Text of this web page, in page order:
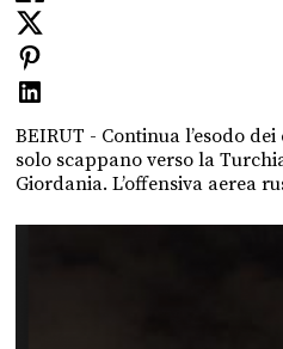
BEIRUT - Continua l’esodo
solo scappano verso la
Giordania. L’offensiva aerea